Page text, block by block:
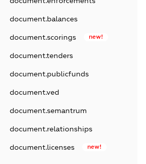
document.balances
document.scorings new!
document.tenders
document.publicfunds
document.ved
document.semantrum
document.relationships
document.licenses new!